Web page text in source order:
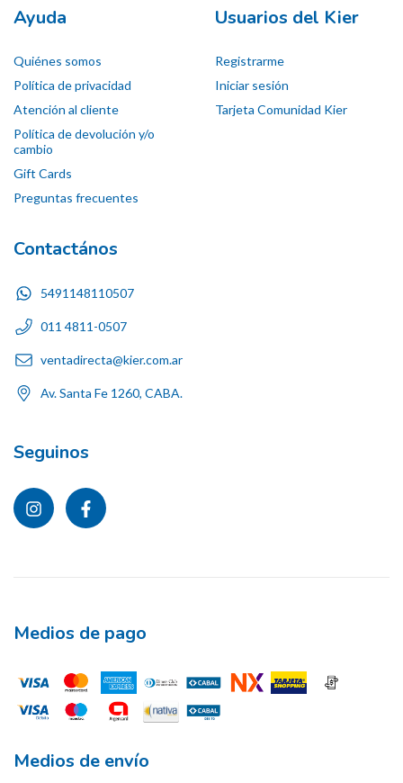
Ayuda
Quiénes somos
Política de privacidad
Atención al cliente
Política de devolución y/o
cambio
Gift Cards
Preguntas frecuentes
Usuarios del Kier
Registrarme
Iniciar sesión
Tarjeta Comunidad Kier
Contactános
5491148110507
011 4811-0507
ventadirecta@kier.com.ar
Av. Santa Fe 1260, CABA.
Seguinos
Medios de pago
Medios de envío